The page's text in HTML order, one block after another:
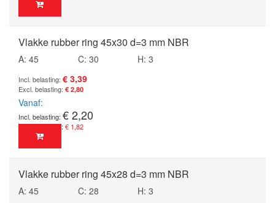
Vlakke rubber ring 45x30 d=3 mm NBR
A: 45 C: 30
H: 3
€ 3,39
€ 2,80
Vanaf
€ 2,20
€ 1,82
Vlakke rubber ring 45x28 d=3 mm NBR
A: 45 C: 28
H: 3